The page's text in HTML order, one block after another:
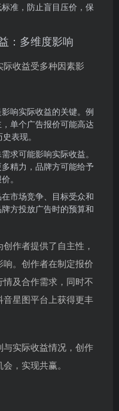
准，防止盲目压价，保
：多维度影响
收益受多种因素影
影响实际收益的关键。例
单个广告报价可能高达
表现。
求可能影响实际收益。
精力，品牌方可能给予
。
在市场竞争、目标受众和
方投放广告时的预算和
作者提供了自主性，
。创作者在制定报价
及合作需求，同时不
星图平台上获得更丰
实际收益情况，创作
，实现共赢。